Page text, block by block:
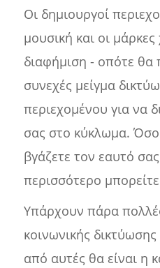
Οι δημιουργοί
μουσική και οι μάρκες
διαφήμιση - οπότε θα
συνεχές μείγμα
περιεχομένου για να
σας στο κύκλωμα.
βγάζετε τον εαυτό
περισσότερο
Υπάρχουν πάρα
κοινωνικής
από αυτές θα είναι η